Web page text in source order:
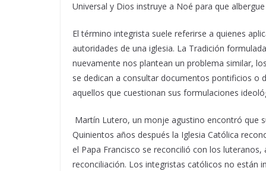
Universal y Dios instruye a Noé para que
El término integrista suele referirse a quienes
autoridades de una iglesia. La Tradición
nuevamente nos plantean un problema similar,
se dedican a consultar documentos pontificios o
aquellos que cuestionan sus formulaciones
Martín Lutero, un monje agustino encontró que
Quinientos años después la Iglesia Católica
el Papa Francisco se reconcilió con los
reconciliación. Los integristas católicos no están